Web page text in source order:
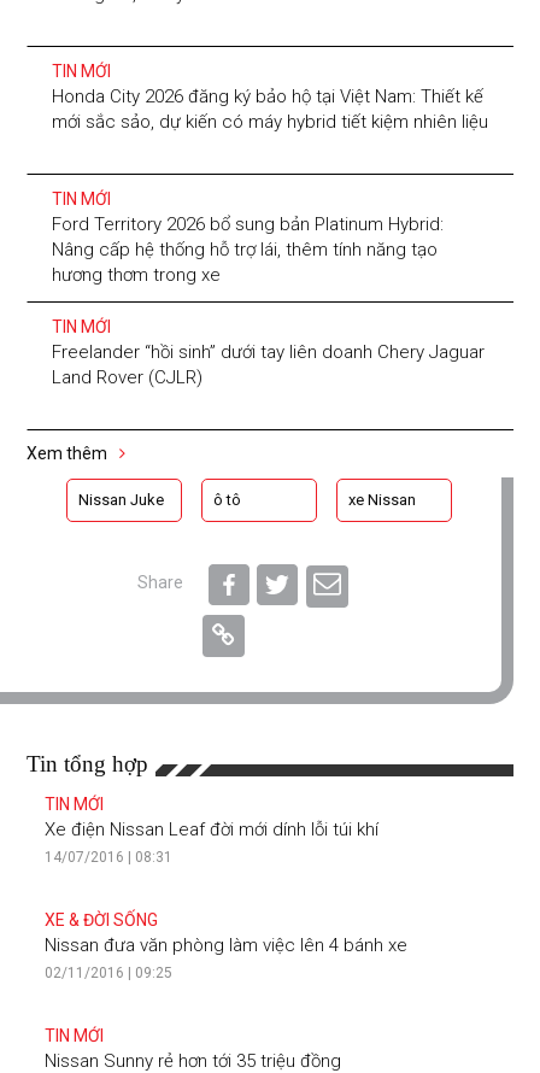
TIN MỚI
Honda City 2026 đăng ký bảo hộ tại Việt Nam: Thiết kế
mới sắc sảo, dự kiến có máy hybrid tiết kiệm nhiên liệu
TIN MỚI
Ford Territory 2026 bổ sung bản Platinum Hybrid:
Nâng cấp hệ thống hỗ trợ lái, thêm tính năng tạo
hương thơm trong xe
TIN MỚI
Freelander “hồi sinh” dưới tay liên doanh Chery Jaguar
Land Rover (CJLR)
Xem thêm
Nissan Juke ô tô xe Nissan
Share
Tin tổng hợp
TIN MỚI
Xe điện Nissan Leaf đời mới dính lỗi túi khí
14/07/2016 | 08:31
XE & ĐỜI SỐNG
Nissan đưa văn phòng làm việc lên 4 bánh xe
02/11/2016 | 09:25
TIN MỚI
Nissan Sunny rẻ hơn tới 35 triệu đồng